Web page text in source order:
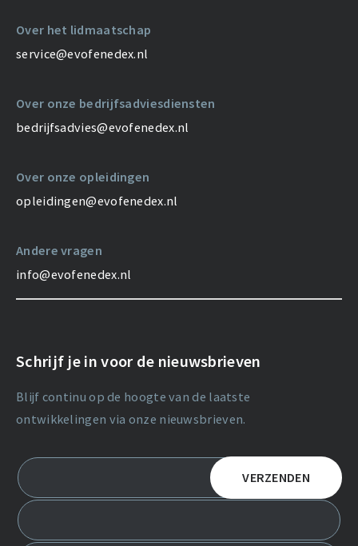
Over het lidmaatschap
service@evofenedex.nl
Over onze bedrijfsadviesdiensten
bedrijfsadvies@evofenedex.nl
Over onze opleidingen
opleidingen@evofenedex.nl
Andere vragen
info@evofenedex.nl
Schrijf je in voor de nieuwsbrieven
Blijf continu op de hoogte van de laatste
ontwikkelingen via onze nieuwsbrieven.